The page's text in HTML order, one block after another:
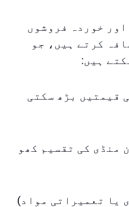
خوردہ فروشوں
کرتے ہیں، جو
ہیں:
قیمتیں بڑھ سکتی
منڈی کی تقسیم کھو
یا تعمیراتی مواد)